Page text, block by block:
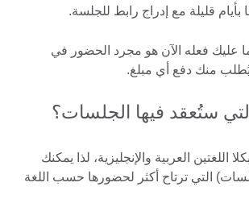
بأيام قليلة مع إدراج رابط للجلسة.
فعله الآن هو مجرد الحضور في
يُطلب منك دفع أي مبلغ.
ستُعقد فيها الجلسات؟
اللغتين العربية والإنجليزية، لذا يمكنك
التي ترتاح أكثر لحضورها حسب اللغة